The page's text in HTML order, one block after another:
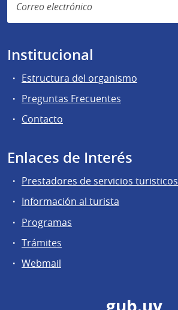
Institucional
Estructura del organismo
Preguntas Frecuentes
Contacto
Enlaces de Interés
Prestadores de servicios turisticos
Información al turista
Programas
Trámites
Webmail